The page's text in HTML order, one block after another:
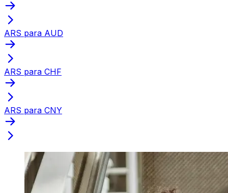
ARS para AUD
ARS para CHF
ARS para CNY